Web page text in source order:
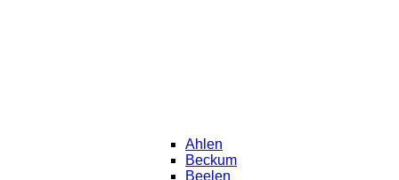
Ahlen
Beckum
Beelen